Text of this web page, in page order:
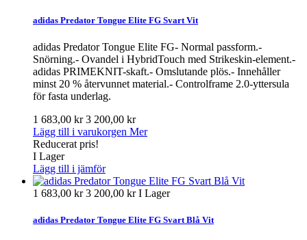
adidas Predator Tongue Elite FG Svart Vit
adidas Predator Tongue Elite FG- Normal passform.-
Snörning.- Ovandel i HybridTouch med Strikeskin-element.-
adidas PRIMEKNIT-skaft.- Omslutande plös.- Innehåller
minst 20 % återvunnet material.- Controlframe 2.0-yttersula
för fasta underlag.
1 683,00 kr3 200,00 kr
Lägg till i varukorgen Mer
Reducerat pris!
I Lager
Lägg till i jämför
1 683,00 kr3 200,00 krI Lager
adidas Predator Tongue Elite FG Svart Blå Vit